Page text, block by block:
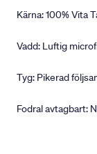
Kärna: 100% Vita
Vadd: Luftig
Tyg: Pikerad
Fodral avtagbart: